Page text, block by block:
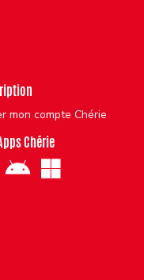
mon compte Chérie
Chérie